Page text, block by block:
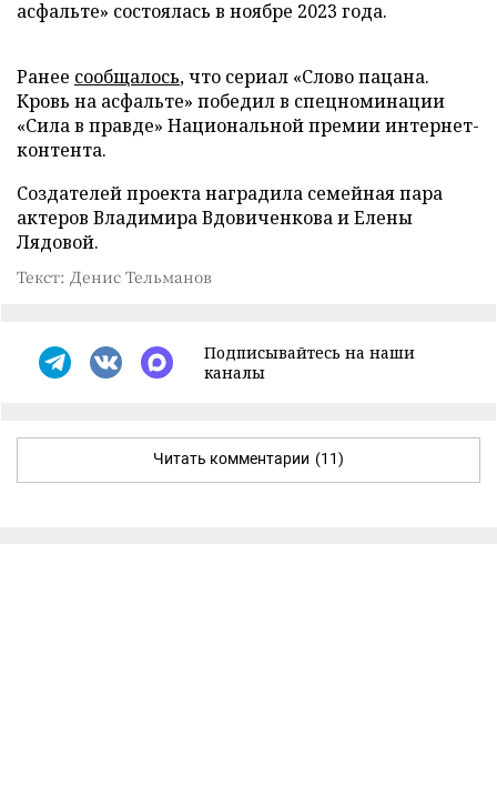
асфальте» состоялась в ноябре 2023 года.
Ранее сообщалось, что сериал «Слово пацана.
Кровь на асфальте» победил в спецноминации
«Сила в правде» Национальной премии интернет-
контента.
Создателей проекта наградила семейная пара
актеров Владимира Вдовиченкова и Елены
Лядовой.
Текст: Денис Тельманов
Подписывайтесь на наши
каналы
Читать комментарии (11)